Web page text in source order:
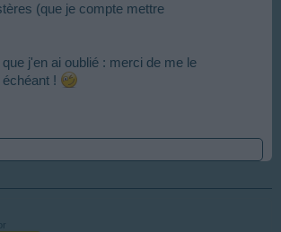
(que je compte mettre
j'en ai oublié : merci de me le
!